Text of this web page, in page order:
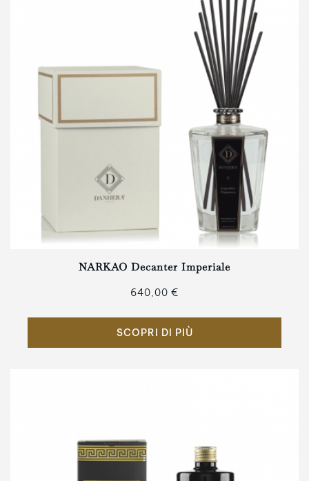
NARKAO Decanter Imperiale
640,00 €
SCOPRI DI PIÙ